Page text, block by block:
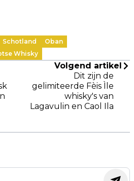
Schotland
Oban
Whisky
Volgend artikel
Dit zijn de
gelimiteerde Fèis Ìle
whisky's van
Lagavulin en Caol Ila